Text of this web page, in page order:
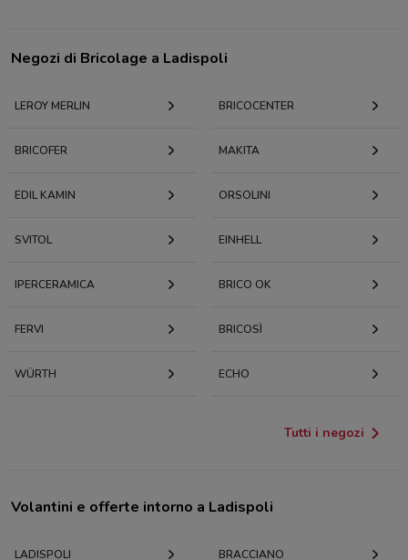
Negozi di Bricolage a Ladispoli
LEROY MERLIN BRICOCENTER
BRICOFER MAKITA
EDIL KAMIN ORSOLINI
SVITOL EINHELL
IPERCERAMICA BRICO OK
FERVI BRICOSÌ
WÜRTH ECHO
Tutti i negozi
Volantini e offerte intorno a Ladispoli
LADISPOLI BRACCIANO